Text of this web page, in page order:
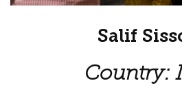
Salif
Country: